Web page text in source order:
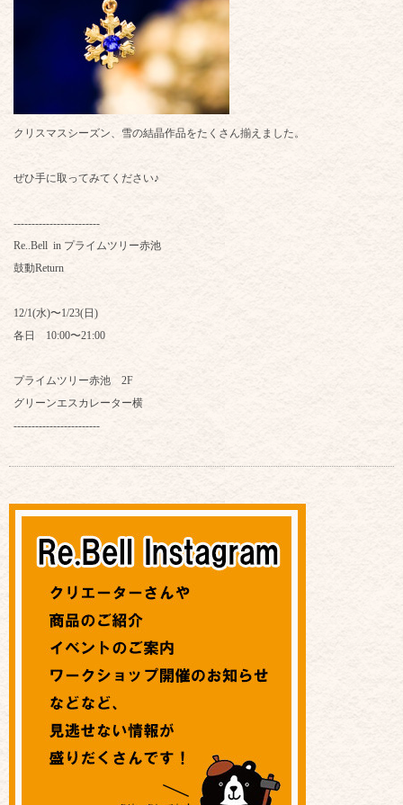
クリスマスシーズン、雪の結晶作品をたくさん揃えました。
ぜひ手に取ってみてください♪
------------------------
Re..Bell in プライムツリー赤池
鼓動Return
12/1(水)〜1/23(日)
各日 10:00〜21:00
プライムツリー赤池 2F
グリーンエスカレーター横
------------------------